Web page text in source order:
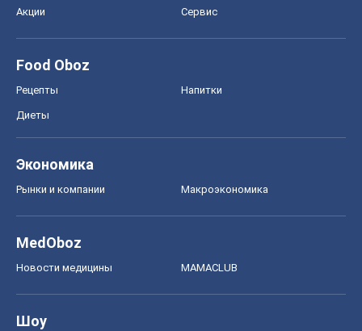
Акции Сервис
Food Oboz
Рецепты Напитки
Диеты
Экономика
Рынки и компании Mакроэкономика
MedOboz
Новости медицины MAMACLUB
Шоу